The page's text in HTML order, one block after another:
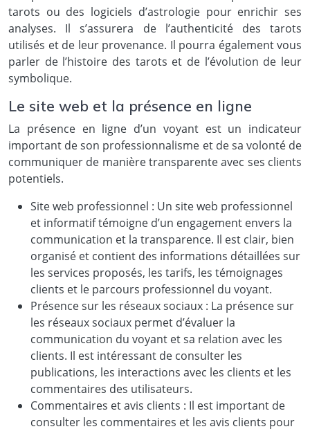
tarots ou des logiciels d’astrologie pour enrichir ses
analyses. Il s’assurera de l’authenticité des tarots
utilisés et de leur provenance. Il pourra également vous
parler de l’histoire des tarots et de l’évolution de leur
symbolique.
Le site web et la présence en ligne
La présence en ligne d’un voyant est un indicateur
important de son professionnalisme et de sa volonté de
communiquer de manière transparente avec ses clients
potentiels.
Site web professionnel : Un site web professionnel
et informatif témoigne d’un engagement envers la
communication et la transparence. Il est clair, bien
organisé et contient des informations détaillées sur
les services proposés, les tarifs, les témoignages
clients et le parcours professionnel du voyant.
Présence sur les réseaux sociaux : La présence sur
les réseaux sociaux permet d’évaluer la
communication du voyant et sa relation avec les
clients. Il est intéressant de consulter les
publications, les interactions avec les clients et les
commentaires des utilisateurs.
Commentaires et avis clients : Il est important de
consulter les commentaires et les avis clients pour